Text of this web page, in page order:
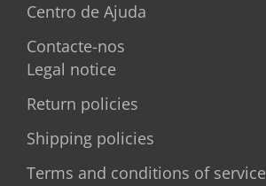
Centro de Ajuda
Contacte-nos
Legal notice
Return policies
Shipping policies
Terms and conditions of service